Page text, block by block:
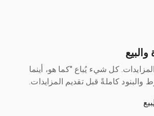
والبيع
كل شيء يُباع "كما هو، أينما
والبنود كاملةً قبل تقديم المزايدات.